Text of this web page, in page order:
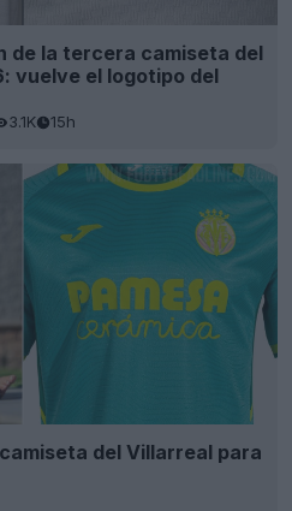
de la tercera camiseta del
vuelve el logotipo del
3.1K 15h
del Villarreal para